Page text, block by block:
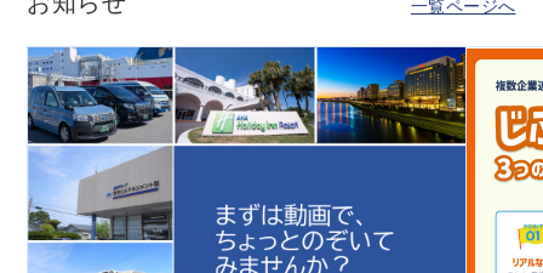
一覧ページへ